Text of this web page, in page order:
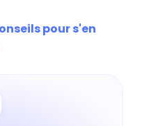
pour s'en